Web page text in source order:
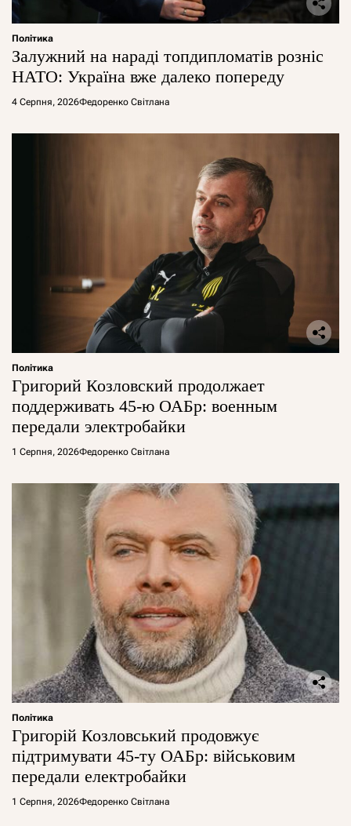
Політика
Залужний на нараді топдипломатів розніс
НАТО: Україна вже далеко попереду
4 Серпня, 2026Федоренко Світлана
Політика
Григорий Козловский продолжает
поддерживать 45-ю ОАБр: военным
передали электробайки
1 Серпня, 2026Федоренко Світлана
Політика
Григорій Козловський продовжує
підтримувати 45-ту ОАБр: військовим
передали електробайки
1 Серпня, 2026Федоренко Світлана